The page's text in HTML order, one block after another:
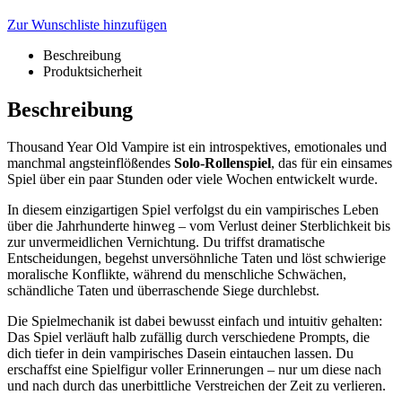
Zur Wunschliste hinzufügen
Beschreibung
Produktsicherheit
Beschreibung
Thousand Year Old Vampire ist ein introspektives, emotionales und
manchmal angsteinflößendes Solo-Rollenspiel, das für ein einsames
Spiel über ein paar Stunden oder viele Wochen entwickelt wurde.
In diesem einzigartigen Spiel verfolgst du ein vampirisches Leben
über die Jahrhunderte hinweg – vom Verlust deiner Sterblichkeit bis
zur unvermeidlichen Vernichtung. Du triffst dramatische
Entscheidungen, begehst unversöhnliche Taten und löst schwierige
moralische Konflikte, während du menschliche Schwächen,
schändliche Taten und überraschende Siege durchlebst.
Die Spielmechanik ist dabei bewusst einfach und intuitiv gehalten:
Das Spiel verläuft halb zufällig durch verschiedene Prompts, die
dich tiefer in dein vampirisches Dasein eintauchen lassen. Du
erschaffst eine Spielfigur voller Erinnerungen – nur um diese nach
und nach durch das unerbittliche Verstreichen der Zeit zu verlieren.